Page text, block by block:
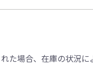
た場合、在庫の状況